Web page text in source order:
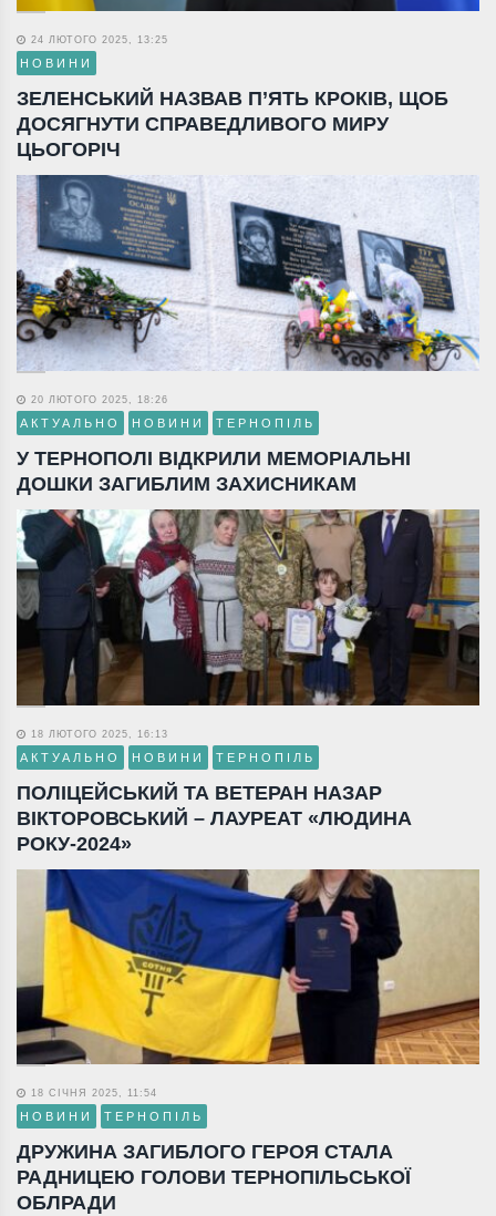
24 ЛЮТОГО 2025, 13:25
НОВИНИ
ЗЕЛЕНСЬКИЙ НАЗВАВ П’ЯТЬ КРОКІВ, ЩОБ
ДОСЯГНУТИ СПРАВЕДЛИВОГО МИРУ
ЦЬОГОРІЧ
20 ЛЮТОГО 2025, 18:26
АКТУАЛЬНО НОВИНИ ТЕРНОПІЛЬ
У ТЕРНОПОЛІ ВІДКРИЛИ МЕМОРІАЛЬНІ
ДОШКИ ЗАГИБЛИМ ЗАХИСНИКАМ
18 ЛЮТОГО 2025, 16:13
АКТУАЛЬНО НОВИНИ ТЕРНОПІЛЬ
ПОЛІЦЕЙСЬКИЙ ТА ВЕТЕРАН НАЗАР
ВІКТОРОВСЬКИЙ – ЛАУРЕАТ «ЛЮДИНА
РОКУ-2024»
18 СІЧНЯ 2025, 11:54
НОВИНИ ТЕРНОПІЛЬ
ДРУЖИНА ЗАГИБЛОГО ГЕРОЯ СТАЛА
РАДНИЦЕЮ ГОЛОВИ ТЕРНОПІЛЬСЬКОЇ
ОБЛРАДИ